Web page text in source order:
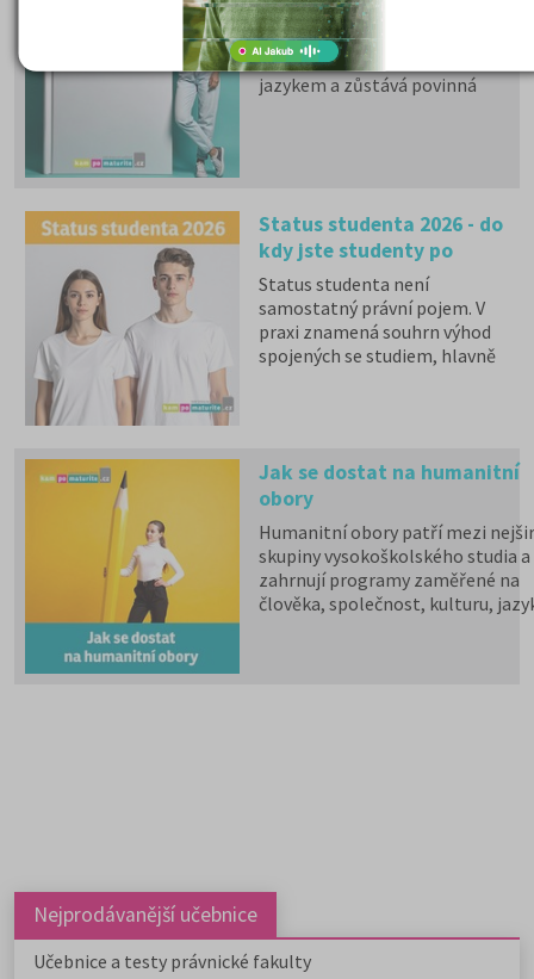
I v roce 2026 mohou studenti
u společné části volit mezi
matematikou a cizím
jazykem a zůstává povinná
Status studenta 2026 - do
kdy jste studenty po
maturitě?
Status studenta není
samostatný právní pojem. V
praxi znamená souhrn výhod
spojených se studiem, hlavně
Jak se dostat na humanitní
obory
Humanitní obory patří mezi
skupiny vysokoškolského studia a
zahrnují programy zaměřené na
člověka, společnost, kulturu,
dále v nabídce na 9 soukromých
můžete studovat na 9
fakultách, dvou institutech a
Nejprodávanější učebnice
Učebnice a testy právnické fakulty